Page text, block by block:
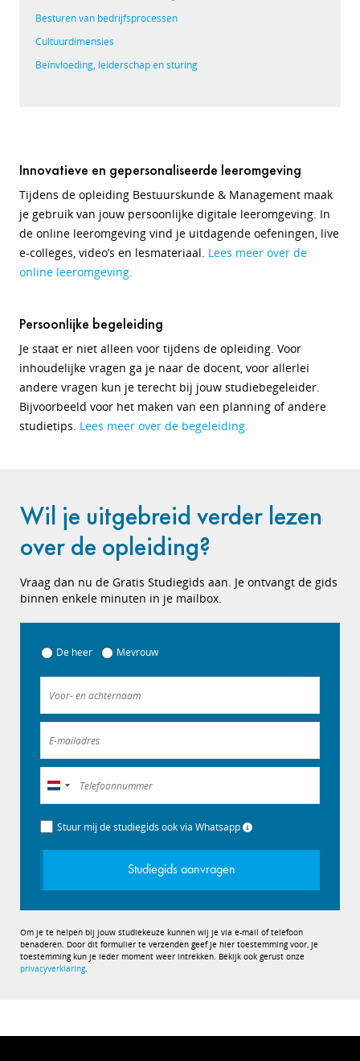
Besturen van bedrijfsprocessen
Cultuurdimensies
Beïnvloeding, leiderschap en sturing
Innovatieve en gepersonaliseerde leeromgeving
Tijdens de opleiding Bestuurskunde & Management maak
je gebruik van jouw persoonlijke digitale leeromgeving. In
de online leeromgeving vind je uitdagende oefeningen, live
e-colleges, video’s en lesmateriaal. Lees meer over de
online leeromgeving.
Persoonlijke begeleiding
Je staat er niet alleen voor tijdens de opleiding. Voor
inhoudelijke vragen ga je naar de docent, voor allerlei
andere vragen kun je terecht bij jouw studiebegeleider.
Bijvoorbeeld voor het maken van een planning of andere
studietips. Lees meer over de begeleiding.
Wil je uitgebreid verder lezen
over de opleiding?
Vraag dan nu de Gratis Studiegids aan. Je ontvangt de gids
binnen enkele minuten in je mailbox.
De heer Mevrouw
Nederland
+31
Stuur mij de studiegids ook via Whatsapp
Studiegids aanvragen
Om je te helpen bij jouw studiekeuze kunnen wij je via e-mail of telefoon
benaderen. Door dit formulier te verzenden geef je hier toestemming voor, je
toestemming kun je ieder moment weer intrekken. Bekijk ook gerust onze
privacyverklaring.